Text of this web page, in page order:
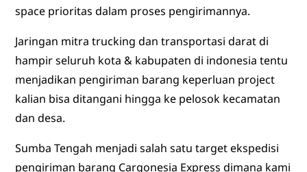
space prioritas dalam proses pengirimannya.
Jaringan mitra trucking dan transportasi darat di
hampir seluruh kota & kabupaten di indonesia tentu
menjadikan pengiriman barang keperluan project
kalian bisa ditangani hingga ke pelosok kecamatan
dan desa.
Sumba Tengah menjadi salah satu target ekspedisi
pengiriman barang Cargonesia Express dimana kami